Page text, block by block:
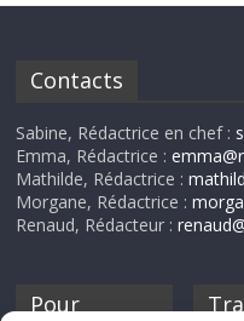
Contacts
Sabine, Rédactrice en chef :
Emma, Rédactrice :
Mathilde, Rédactrice :
Morgane, Rédactrice :
Renaud, Rédacteur :
Pour